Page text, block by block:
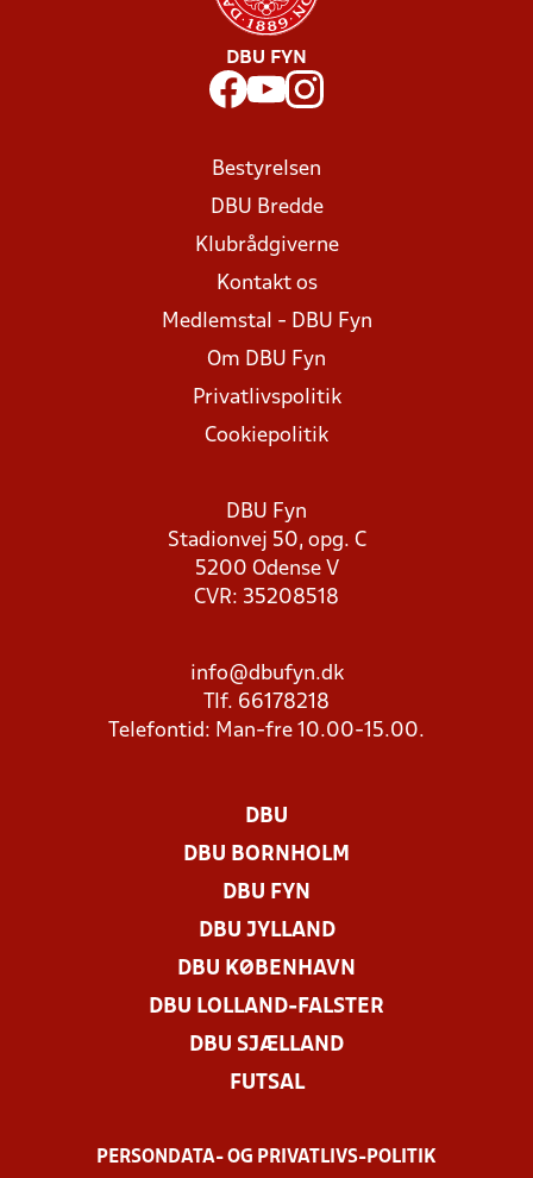
DBU FYN
Bestyrelsen
DBU Bredde
Klubrådgiverne
Kontakt os
Medlemstal - DBU Fyn
Om DBU Fyn
Privatlivspolitik
Cookiepolitik
DBU Fyn
Stadionvej 50, opg. C
5200 Odense V
CVR: 35208518
info@dbufyn.dk
Tlf. 66178218
Telefontid: Man-fre 10.00-15.00.
DBU
DBU BORNHOLM
DBU FYN
DBU JYLLAND
DBU KØBENHAVN
DBU LOLLAND-FALSTER
DBU SJÆLLAND
FUTSAL
PERSONDATA- OG PRIVATLIVS-POLITIK